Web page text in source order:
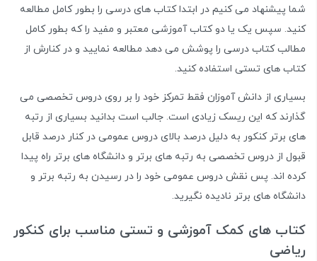
شما پیشنهاد می کنیم در ابتدا کتاب های درسی را بطور کامل مطالعه
کنید. سپس یک یا دو کتاب آموزشی معتبر و مفید را که بطور کامل
مطالب کتاب درسی را پوشش می دهد مطالعه نمایید و در کنارش از
کتاب های تستی استفاده کنید.
بسیاری از دانش آموزان فقط تمرکز خود را بر روی دروس تخصصی می
گذارند که این ریسک زیادی است. جالب است بدانید بسیاری از رتبه
های برتر کنکور به دلیل درصد بالای دروس عمومی در کنار درصد قابل
قبول از دروس تخصصی به رتبه های برتر و دانشگاه های برتر راه پیدا
کرده اند. پس نقش دروس عمومی خود را در رسیدن به رتبه برتر و
دانشگاه های برتر نادیده نگیرید.
کتاب های کمک آموزشی و تستی مناسب برای کنکور
ریاضی